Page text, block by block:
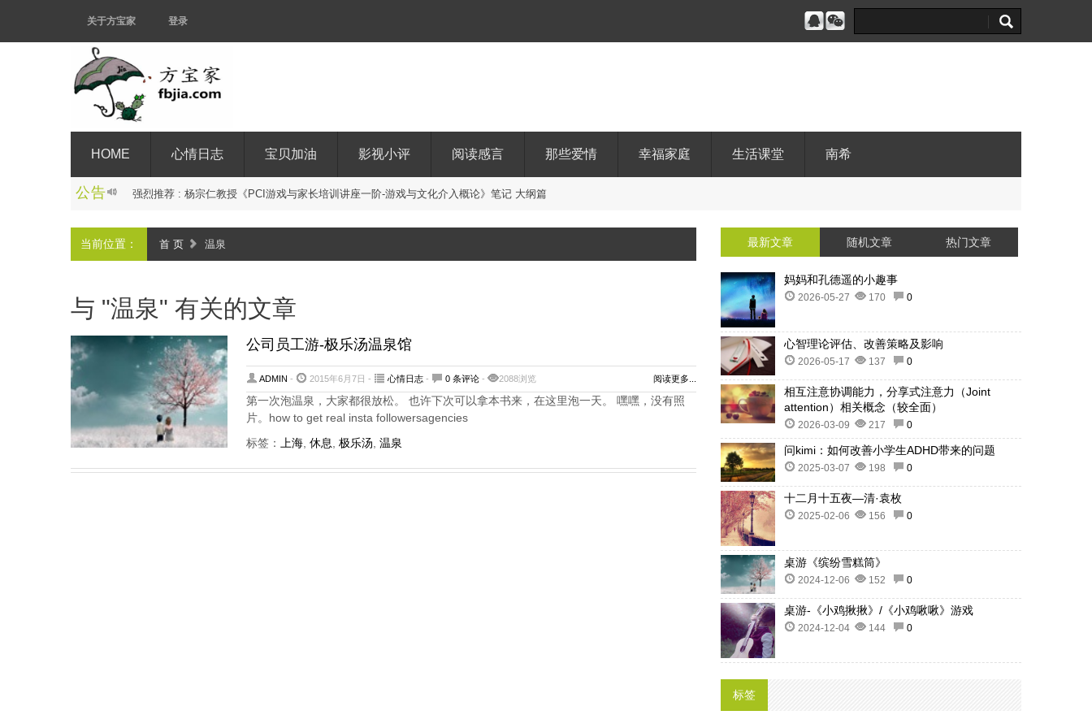
关于方宝家 登录
HOME 心情日志 宝贝加油 影视小评 阅读感言 那些爱情 幸福家庭 生活课堂 南希
公告 强烈推荐 : 杨宗仁教授 《 PC 游戏与家长培训 讲座一阶-游戏与文化介 入概论》 笔记 大纲篇
当前位置： 首 页 温泉
与 "温泉" 有关的文章
公司员工游-极乐汤温泉馆
ADMIN - 2015年6月7日 - 心情日志- 0 条评论- 2088浏览 阅读更多...
第一次泡温泉，大家都很放松。 也许下次可以拿本书来，在这里泡一天。 嘿嘿，没有照
片。how to get real insta followersagencies
标签：
上海, 休息 极乐汤 温泉
最新文章 随机文章 热门文章
妈妈和孔德遥的小趣事
2026-05-27 170 0
心智理论评估、改善策略及影响
2026-05-17 137 0
相互注意协调能力，分享式注意力（Joint
attention）相关概念（较全面）
2026-03-09 217 0
问kimi：如何改善小学生ADHD带来的问题
2025-03-07 198 0
十二月十五夜—清·袁枚
2025-02-06 156 0
桌游《缤纷雪糕筒》
2024-12-06 152 0
桌游-《小鸡揪揪》/《小鸡啾啾》游戏
2024-12-04 144 0
标签